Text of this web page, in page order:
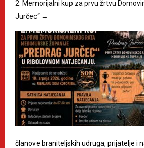
2. Memorijalni kup za prvu žrtvu
Jurčec“ →
članove braniteljskih udruga, prijatelje i